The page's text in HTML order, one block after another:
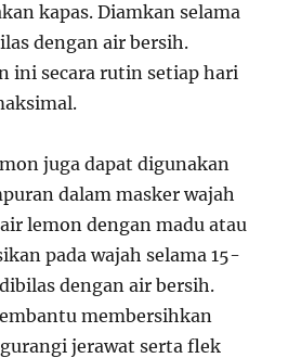
kapas. Diamkan selama
dengan air bersih.
ini secara rutin setiap hari
juga dapat digunakan
dalam masker wajah
lemon dengan madu atau
pada wajah selama 15-
dengan air bersih.
membersihkan
jerawat serta flek